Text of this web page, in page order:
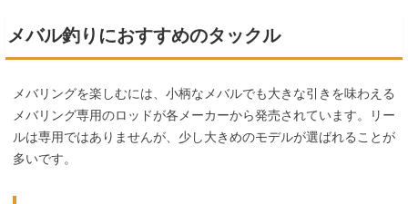
メバル釣りにおすすめのタックル
メバリングを楽しむには、小柄なメバルでも大きな引きを味わえる
メバリング専用のロッドが各メーカーから発売されています。リー
ルは専用ではありませんが、少し大きめのモデルが選ばれることが
多いです。